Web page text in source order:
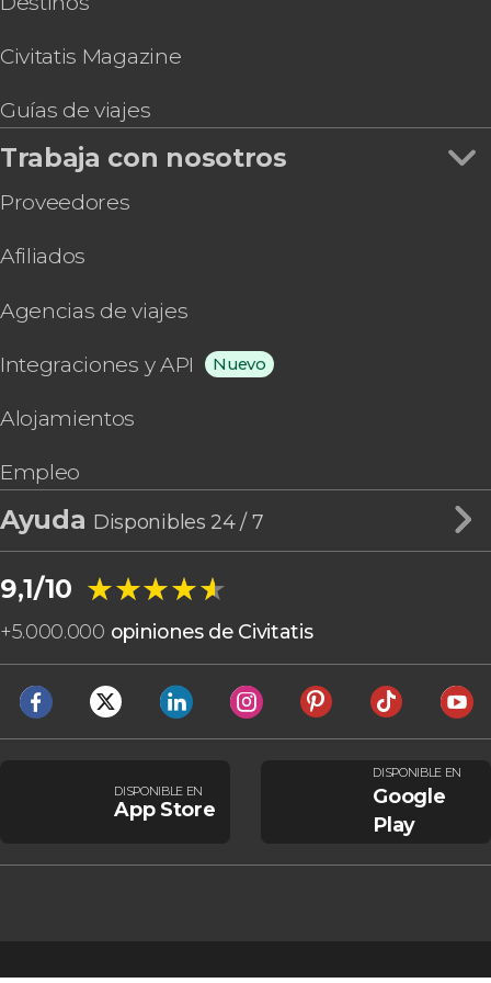
Civitatis Magazine
Guías de viajes
Trabaja con nosotros
Proveedores
Afiliados
Agencias de viajes
Integraciones y API Nuevo
Alojamientos
Empleo
Ayuda Disponibles 24 / 7
9,1/10 ★★★★★
★★★★★
+5.000.000 opiniones de Civitatis
DISPONIBLE EN
App Store
DISPONIBLE EN
Google
Play